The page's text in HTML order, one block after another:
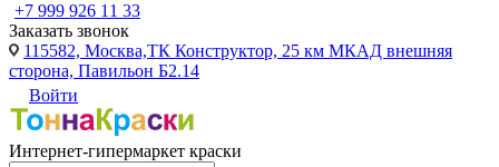
+7 999 926 11 33
Заказать звонок
115582, Москва,ТК Конструктор, 25 км МКАД внешняя
сторона, Павильон Б2.14
Войти
Интернет-гипермаркет краски